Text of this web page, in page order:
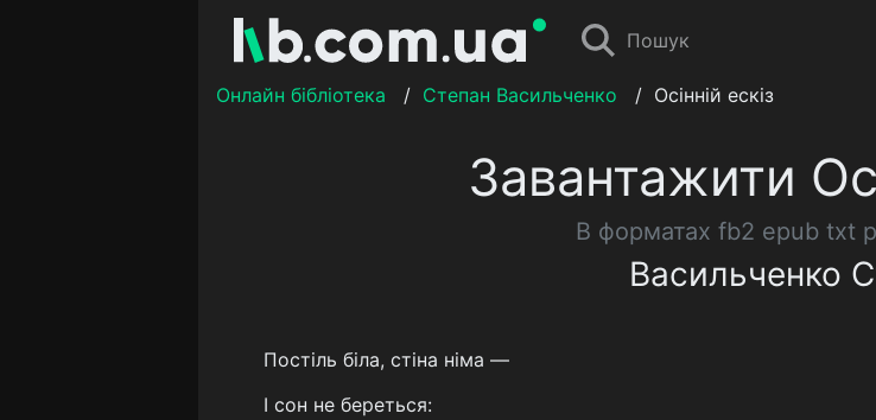
Пошук
Онлайн бібліотека / Степан Васильченко / Осінній ескіз
Завантажити
В форматах fb2 epub txt
Васильченко
Постіль біла, стіна німа —
І сон не береться: